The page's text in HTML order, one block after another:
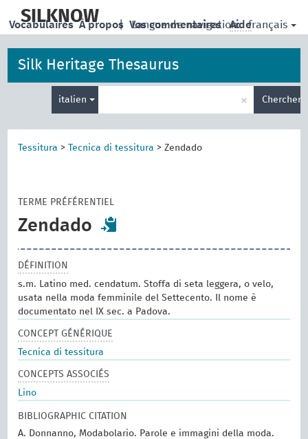
main
SILKNOW | Langue de navigation: français
Vocabulaires À propos Vos commentaires Aide
Silk Heritage Thesaurus
italien
de
recherche
× Chercher
Tessitura > Tecnica di tessitura >Zendado
TERME PRÉFÉRENTIEL
Zendado
DÉFINITION
s.m. Latino med. cendatum. Stoffa di seta leggera, o velo,
usata nella moda femminile del Settecento. Il nome è
documentato nel IX sec. a Padova.
CONCEPT GÉNÉRIQUE
Tecnica di tessitura
CONCEPTS ASSOCIÉS
Lino
BIBLIOGRAPHIC CITATION
A. Donnanno, Modabolario. Parole e immagini della moda.